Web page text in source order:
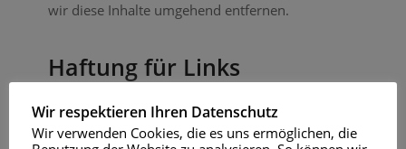
wir diese Inhalte umgehend entfernen.
Haftung für Links
Unser Angebot enthält Links zu externen
Websites Dritter, auf deren Inhalte wir keinen
Einfluss haben. Deshalb können wir für diese
Wir respektieren Ihren Datenschutz
Wir verwenden Cookies, die es uns ermöglichen, die